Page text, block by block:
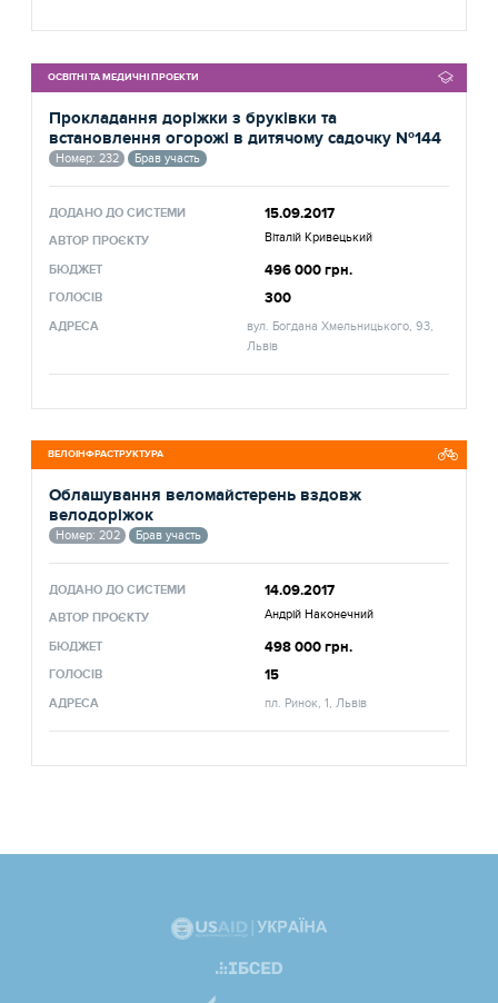
ОСВІТНІ ТА МЕДИЧНІ ПРОЕКТИ
Прокладання доріжки з бруківки та
встановлення огорожі в дитячому садочку №144
Номер: 232 Брав участь
ДОДАНО ДО СИСТЕМИ 15.09.2017
АВТОР ПРОЄКТУ Віталій Кривецький
БЮДЖЕТ 496 000 грн.
ГОЛОСІВ 300
АДРЕСА
вул. Богдана Хмельницького, 93,
Львів
ВЕЛОІНФРАСТРУКТУРА
Облашування веломайстерень вздовж
велодоріжок
Номер: 202 Брав участь
ДОДАНО ДО СИСТЕМИ 14.09.2017
АВТОР ПРОЄКТУ Андрій Наконечний
БЮДЖЕТ 498 000 грн.
ГОЛОСІВ 15
АДРЕСА пл. Ринок, 1, Львів